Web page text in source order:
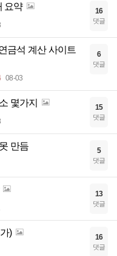
요약 16
댓글
금석 계산 사이트
08-03
6
댓글
몇가지 15
댓글
만듬 5
댓글
13
댓글
) 16
댓글